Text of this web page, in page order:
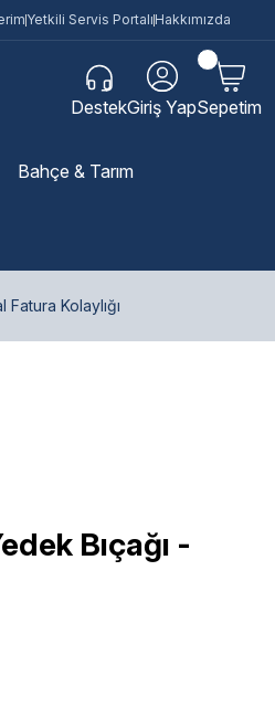
Yetkili Servis Portalı Hakkımızda
DestekGiriş YapSepetim
Bahçe & Tarım
Fatura Kolaylığı
Bıçağı -